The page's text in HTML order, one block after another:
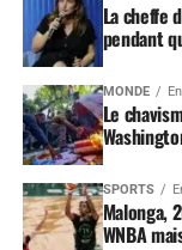
La cheffe
pendant
MONDE
Le
SPORTS
Malonga,
WNBA